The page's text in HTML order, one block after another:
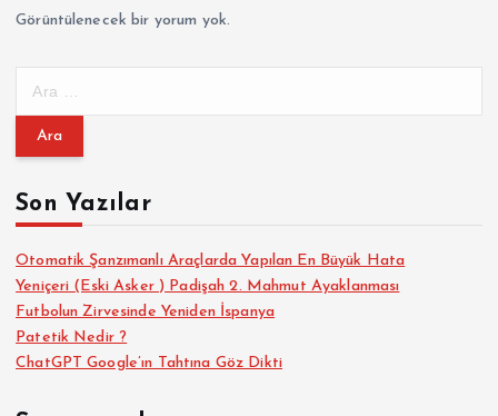
Görüntülenecek bir yorum yok.
m
:Son Yazılar
Otomatik Şanzımanlı Araçlarda Yapılan En Büyük Hata
Yeniçeri (Eski Asker ) Padişah 2. Mahmut Ayaklanması
Futbolun Zirvesinde Yeniden İspanya
Patetik Nedir ?
ChatGPT Google’ın Tahtına Göz Dikti